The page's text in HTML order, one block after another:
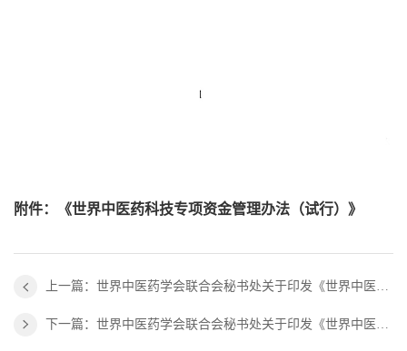
附件： 《世界中医药科技专项资金管理办法（试行）》